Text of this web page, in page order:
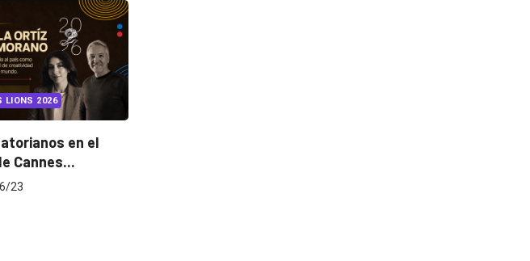
INSIGHTS UNCATEGORIZED
¿Cambiar de agencia
mejora una marca? La...
2026/07/22